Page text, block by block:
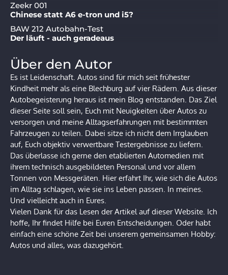
Zeekr 001
Chinese statt A6 e-tron und i5?
BAW 212 Autobahn-Test
Der läuft - auch geradeaus
Über den Autor
Es ist Leidenschaft. Autos sind für mich seit frühester
Kindheit mehr als eine Blechburg auf vier Rädern. Aus dieser
Autobegeisterung heraus ist mein Blog entstanden. Das Ziel
dieser Seite soll sein, Euch mit Neuigkeiten über Autos zu
versorgen und meine Alltagserfahrungen mit bestimmten
Fahrzeugen zu teilen. Dabei sitze ich nicht dem Irrglauben
auf, Euch objektiv verwertbare Testergebnisse zu liefern.
Das überlasse ich gerne den etablierten Automedien mit
ihrem technisch ausgebildeten Personal und vor allem
Tonnen von Messgeräten. Hier erfahrt Ihr, wie sich die Autos
im Alltag schlagen, wie sie ins Leben passen. In meines.
Und vielleicht auch in Eures.
Vielen Dank für das Lesen der Artikel auf dieser Website. Ich
hoffe, Ihr findet Hilfe bei Euren Entscheidungen. Oder habt
einfach eine schöne Zeit bei unserem gemeinsamen Hobby:
Autos und alles, was dazugehört.